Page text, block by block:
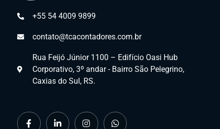
+55 54 4009 9899
contato@tcacontadores.com.br
Rua Feijó Júnior 1100 – Edifício Oasi Hub
Corporativo, 3º andar - Bairro São Pelegrino,
Caxias do Sul, RS.